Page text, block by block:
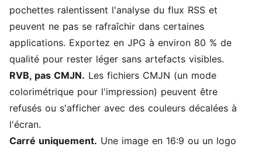
pochettes ralentissent l'analyse du flux RSS et
peuvent ne pas se rafraîchir dans certaines
applications. Exportez en JPG à environ 80 % de
qualité pour rester léger sans artefacts visibles.
RVB, pas CMJN. Les fichiers CMJN (un mode
colorimétrique pour l'impression) peuvent être
refusés ou s'afficher avec des couleurs décalées à
l'écran.
Carré uniquement. Une image en 16:9 ou un logo